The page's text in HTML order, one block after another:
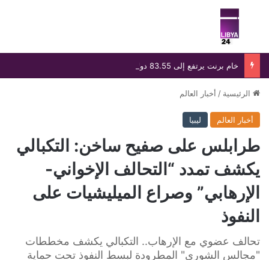
بحث عن
خام برنت يرتفع إلى 83.55 دولارًا رغم خسارة أسبوعية تتجاوز 8%
الرئيسية / أخبار العالم
أخبار العالم ليبيا
طرابلس على صفيح ساخن: التكبالي
يكشف تمدد “التحالف الإخواني-
الإرهابي” وصراع الميليشيات على
النفوذ
تحالف عضوي مع الإرهاب.. التكبالي يكشف مخططات
"مجالس الشورى" المطرودة لبسط النفوذ تحت حماية